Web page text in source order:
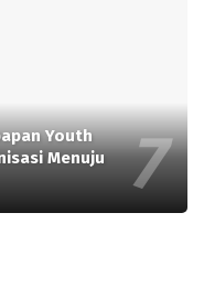
Youth
Menuju